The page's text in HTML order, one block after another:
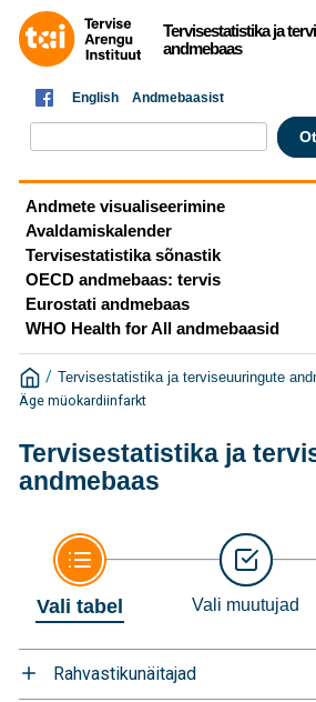
Tervisestatistika ja
andmebaas
English Andmebaasist
Andmete visualiseerimine
Avaldamiskalender
Tervisestatistika sõnastik
OECD andmebaas: tervis
Eurostati andmebaas
WHO Health for All andmebaasid
/ Tervisestatistika ja terviseuuringute
Äge müokardiinfarkt
Tervisestatistika ja
andmebaas
Vali tabel Vali muutujad
Rahvastikunäitajad